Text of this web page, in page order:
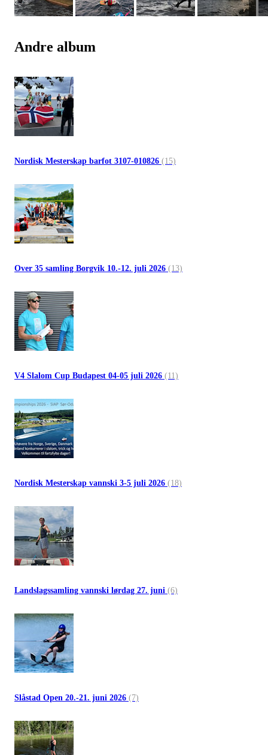
Andre album
Nordisk Mesterskap barfot 3107-010826 (15)
Over 35 samling Borgvik 10.-12. juli 2026 (13)
V4 Slalom Cup Budapest 04-05 juli 2026 (11)
Nordisk Mesterskap vannski 3-5 juli 2026 (18)
Landslagssamling vannski lørdag 27. juni (6)
Slåstad Open 20.-21. juni 2026 (7)